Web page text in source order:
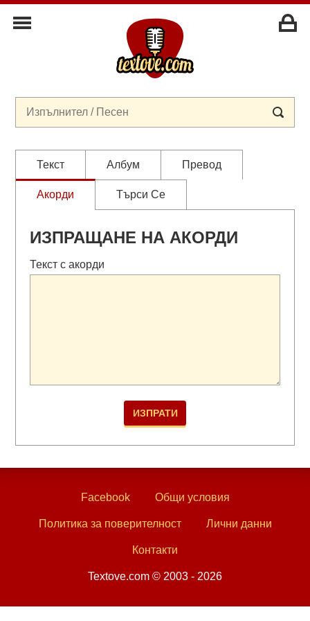
Текст Албум Превод
Акорди Търси Се
ИЗПРАЩАНЕ НА АКОРДИ
Текст с акорди
Facebook Общи условия
Политика за поверителност Лични данни
Контакти
Textove.com © 2003 - 2026